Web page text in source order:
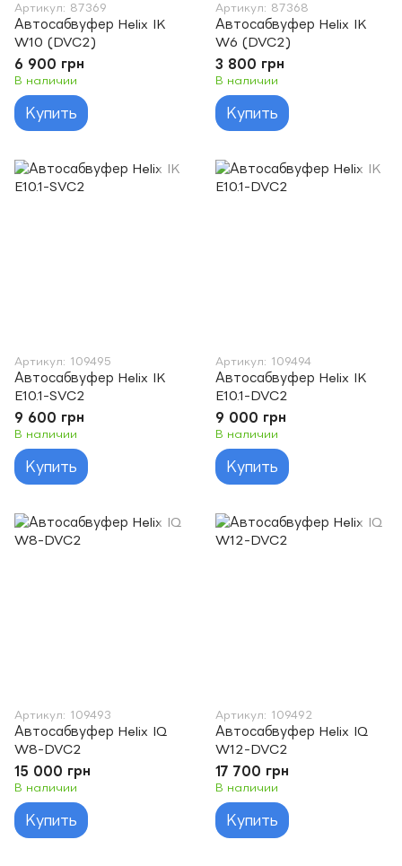
Артикул: 87369
Автосабвуфер Helix IK
W10 (DVC2)
6 900 грн
В наличии
Купить
Артикул: 87368
Автосабвуфер Helix IK
W6 (DVC2)
3 800 грн
В наличии
Купить
Артикул: 109495
Автосабвуфер Helix IK
E10.1-SVC2
9 600 грн
В наличии
Купить
Артикул: 109494
Автосабвуфер Helix IK
E10.1-DVC2
9 000 грн
В наличии
Купить
Артикул: 109493
Автосабвуфер Helix IQ
W8-DVC2
15 000 грн
В наличии
Купить
Артикул: 109492
Автосабвуфер Helix IQ
W12-DVC2
17 700 грн
В наличии
Купить